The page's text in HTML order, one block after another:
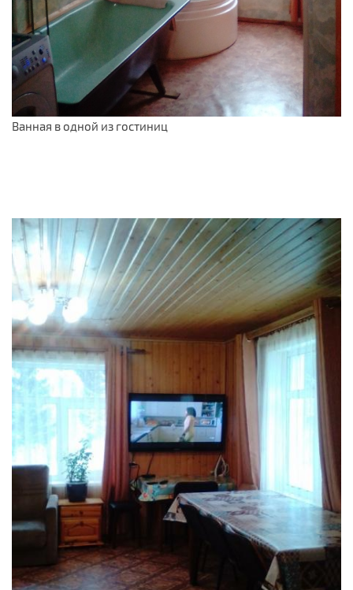
Ванная в одной из гостиниц